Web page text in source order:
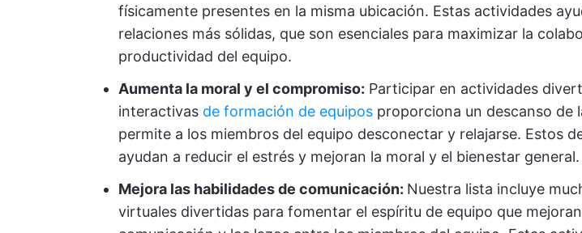
físicamente presentes en la misma ubicación. Estas actividades
relaciones más sólidas, que son esenciales para maximizar la
productividad del equipo.
Aumenta la moral y el compromiso: Participar en actividades
interactivas de formación de equipos proporciona un descanso de
permite a los miembros del equipo desconectar y relajarse. Estos
ayudan a reducir el estrés y mejoran la moral y el bienestar general.
Mejora las habilidades de comunicación: Nuestra lista incluye
virtuales divertidas para fomentar el espíritu de equipo que